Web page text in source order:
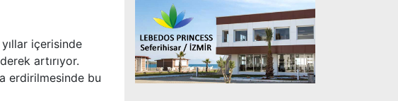
yıllar içerisinde
artırıyor.
erdirilmesinde bu